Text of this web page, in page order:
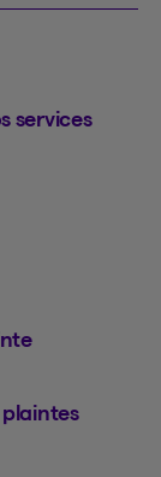
services